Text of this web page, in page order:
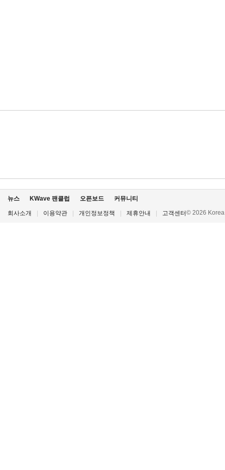
뉴스 KWave 팬클럽 오픈보드 커뮤니티
회사소개 이용약관 개인정보정책 제휴안내 고객센터© 2026